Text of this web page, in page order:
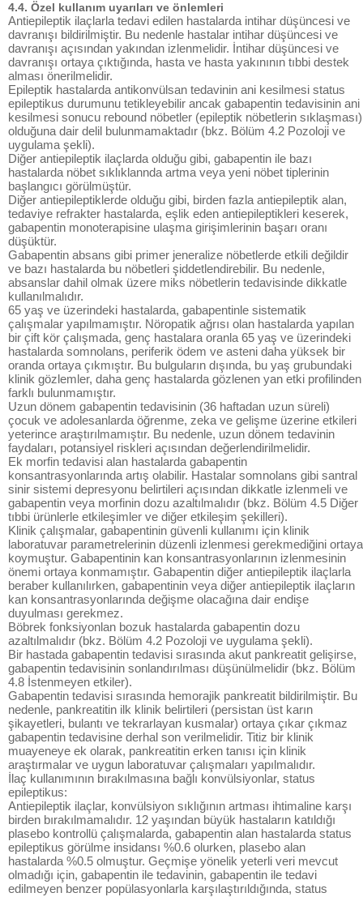
4.4. Özel kullanım uyarıları ve önlemleri
Antiepileptik ilaçlarla tedavi edilen hastalarda intihar düşüncesi ve
davranışı bildirilmiştir. Bu nedenle hastalar intihar düşüncesi ve
davranışı açısından yakından izlenmelidir. İntihar düşüncesi ve
davranışı ortaya çıktığında, hasta ve hasta yakınının tıbbi destek
alması önerilmelidir.
Epileptik hastalarda antikonvülsan tedavinin ani kesilmesi status
epileptikus durumunu tetikleyebilir ancak gabapentin tedavisinin ani
kesilmesi sonucu rebound nöbetler (epileptik nöbetlerin sıklaşması)
olduğuna dair delil bulunmamaktadır (bkz. Bölüm 4.2 Pozoloji ve
uygulama şekli).
Diğer antiepileptik ilaçlarda olduğu gibi, gabapentin ile bazı
hastalarda nöbet sıklıklannda artma veya yeni nöbet tiplerinin
başlangıcı görülmüştür.
Diğer antiepileptiklerde olduğu gibi, birden fazla antiepileptik alan,
tedaviye refrakter hastalarda, eşlik eden antiepileptikleri keserek,
gabapentin monoterapisine ulaşma girişimlerinin başarı oranı
düşüktür.
Gabapentin absans gibi primer jeneralize nöbetlerde etkili değildir
ve bazı hastalarda bu nöbetleri şiddetlendirebilir. Bu nedenle,
absanslar dahil olmak üzere miks nöbetlerin tedavisinde dikkatle
kullanılmalıdır.
65 yaş ve üzerindeki hastalarda, gabapentinle sistematik
çalışmalar yapılmamıştır. Nöropatik ağrısı olan hastalarda yapılan
bir çift kör çalışmada, genç hastalara oranla 65 yaş ve üzerindeki
hastalarda somnolans, periferik ödem ve asteni daha yüksek bir
oranda ortaya çıkmıştır. Bu bulguların dışında, bu yaş grubundaki
klinik gözlemler, daha genç hastalarda gözlenen yan etki profilinden
farklı bulunmamıştır.
Uzun dönem gabapentin tedavisinin (36 haftadan uzun süreli)
çocuk ve adolesanlarda öğrenme, zeka ve gelişme üzerine etkileri
yeterince araştırılmamıştır. Bu nedenle, uzun dönem tedavinin
faydaları, potansiyel riskleri açısından değerlendirilmelidir.
Ek morfin tedavisi alan hastalarda gabapentin
konsantrasyonlarında artış olabilir. Hastalar somnolans gibi santral
sinir sistemi depresyonu belirtileri açısından dikkatle izlenmeli ve
gabapentin veya morfinin dozu azaltılmalıdır (bkz. Bölüm 4.5 Diğer
tıbbi ürünlerle etkileşimler ve diğer etkileşim şekilleri).
Klinik çalışmalar, gabapentinin güvenli kullanımı için klinik
laboratuvar parametrelerinin düzenli izlenmesi gerekmediğini ortaya
koymuştur. Gabapentinin kan konsantrasyonlarının izlenmesinin
önemi ortaya konmamıştır. Gabapentin diğer antiepileptik ilaçlarla
beraber kullanılırken, gabapentinin veya diğer antiepileptik ilaçların
kan konsantrasyonlarında değişme olacağına dair endişe
duyulması gerekmez.
Böbrek fonksiyonlan bozuk hastalarda gabapentin dozu
azaltılmalıdır (bkz. Bölüm 4.2 Pozoloji ve uygulama şekli).
Bir hastada gabapentin tedavisi sırasında akut pankreatit gelişirse,
gabapentin tedavisinin sonlandırılması düşünülmelidir (bkz. Bölüm
4.8 İstenmeyen etkiler).
Gabapentin tedavisi sırasında hemorajik pankreatit bildirilmiştir. Bu
nedenle, pankreatitin ilk klinik belirtileri (persistan üst karın
şikayetleri, bulantı ve tekrarlayan kusmalar) ortaya çıkar çıkmaz
gabapentin tedavisine derhal son verilmelidir. Titiz bir klinik
muayeneye ek olarak, pankreatitin erken tanısı için klinik
araştırmalar ve uygun laboratuvar çalışmaları yapılmalıdır.
İlaç kullanımının bırakılmasına bağlı konvülsiyonlar, status
epileptikus:
Antiepileptik ilaçlar, konvülsiyon sıklığının artması ihtimaline karşı
birden bırakılmamalıdır. 12 yaşından büyük hastaların katıldığı
plasebo kontrollü çalışmalarda, gabapentin alan hastalarda status
epileptikus görülme insidansı %0.6 olurken, plasebo alan
hastalarda %0.5 olmuştur. Geçmişe yönelik yeterli veri mevcut
olmadığı için, gabapentin ile tedavinin, gabapentin ile tedavi
edilmeyen benzer popülasyonlarla karşılaştırıldığında, status